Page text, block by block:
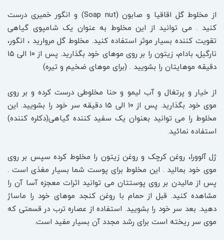
از مخلوط گل اقاقیا و صابون (Soap nut) و انگور خمیری درست
کنید . می توانید از این مخلوط به عنوان یک شامپوی گیاهی
تقویت کننده بسیار موثر استفاده کنید. مخلوط گل مروارید ، انگور،
نارگیل، بادام، زیتون را بر روی موهای خود بگذارید. پس از ۱۰ الی ۱۵
دقیقه موهایتان را بشویید . (برای موهای ضخیم و تیره)
از خیار و پرتغال و آب لیمو و حنا مخلوطی درست کرده و بر روی
موی خود بگذارید. پس از ۱۰ الی ۱۵ دقیقه سر خود را بشویید. این
مخلوط را می توانید بعنوان یک سفید کننده گیاهی(دکلره کننده)
استفاده نمائید.
ژل آلوورا، روغن کرچک و روغن زیتون را مخلوط کرده سپس بر روی
موی خود بمالید . این مخلوط برای پوست شما بسیار مغذی است .
پس از مالیدن بر روی پوستتان می توانید اثرات معجزه آسا آن را
مشاهده کنید. قبل از حمام با روغن کنجد موهای خود را ماساژ
دهید. بعد سر خود را بشویید. استفاده از عصاره ترب در قسمتی که
موی سر ریخته است برای رشد مجدد آن بسیار مفید است.